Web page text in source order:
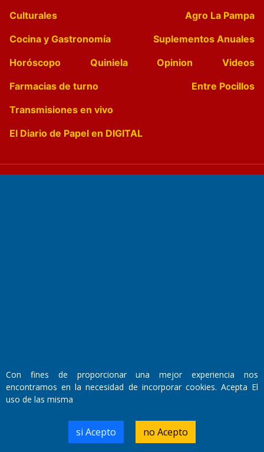
Culturales
Agro La Pampa
Cocina y Gastronomía
Suplementos Anuales
Horóscopo
Quiniela Opinion
Videos
Farmacias de turno
Entre Pocillos
Transmisiones en vivo
El Diario de Papel en DIGITAL
Santa Rosa, La Pampa.
Número de Registro DNDA:
RL-2019-55551274-APN-DNDA#MJ
Con fines de proporcionar una mejor experiencia nos
encontramos en la necesidad de incorporar cookies. Acepta El
uso de las misma
si Acepto no Acepto